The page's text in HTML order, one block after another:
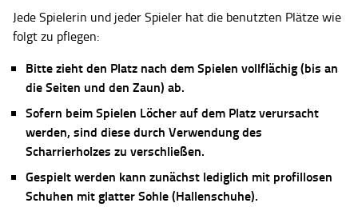
Jede Spielerin und jeder Spieler hat die benutzten Plätze wie
folgt zu pflegen:
Bitte zieht den Platz nach dem Spielen vollflächig (bis an
die Seiten und den Zaun) ab.
Sofern beim Spielen Löcher auf dem Platz verursacht
werden, sind diese durch Verwendung des
Scharrierholzes zu verschließen.
Gespielt werden kann zunächst lediglich mit profillosen
Schuhen mit glatter Sohle (Hallenschuhe).